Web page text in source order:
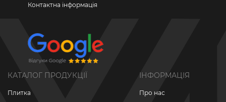
Контактна інформація
КАТАЛОГ ПРОДУКЦІЇ
Плитка
ІНФОРМАЦІЯ
Про нас